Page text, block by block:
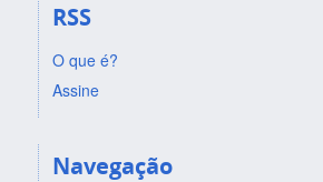
RSS
O que é?
Assine
Navegação